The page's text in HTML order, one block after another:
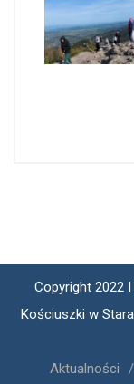
Copyright 2022
Kościuszki w
Aktualności